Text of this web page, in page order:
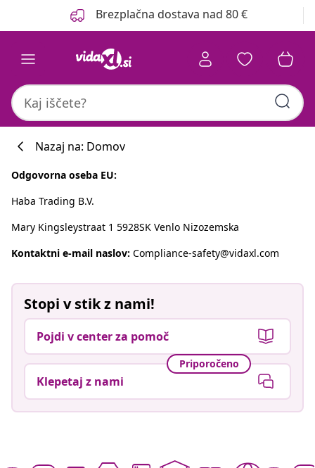
Brezplačna dostava nad 80 €
Nazaj na: Domov
Odgovorna oseba EU:
Haba Trading B.V.
Mary Kingsleystraat 1 5928SK Venlo Nizozemska
Kontaktni e-mail naslov: Compliance-safety@vidaxl.com
Stopi v stik z nami!
Pojdi v center za pomoč
Priporočeno
Klepetaj z nami